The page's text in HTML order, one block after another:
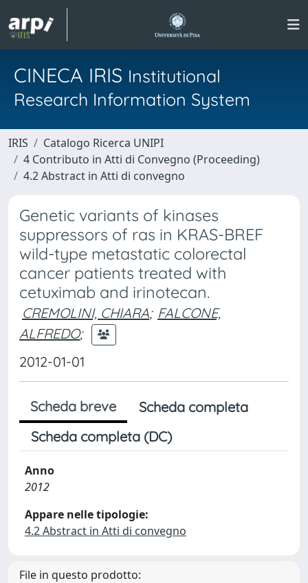
CINECA IRIS Institutional
Research Information System
IRIS
Catalogo Ricerca UNIPI
4 Contributo in Atti di Convegno (Proceeding)
4.2 Abstract in Atti di convegno
Genetic variants of kinases
suppressors of ras in KRAS-BREF
wild-type metastatic colorectal
cancer patients treated with
cetuximab and irinotecan.
CREMOLINI, CHIARA; FALCONE,
ALFREDO;
2012-01-01
Scheda breve
Scheda completa
Scheda completa (DC)
Anno
2012
Appare nelle tipologie:
4.2 Abstract in Atti di convegno
File in questo prodotto: